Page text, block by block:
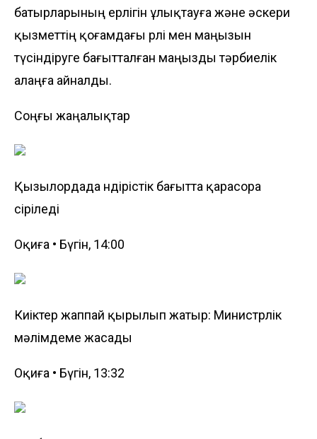
батырларының ерлігін ұлықтауға және әскери
қызметтің қоғамдағы рөлі мен маңызын
түсіндіруге бағытталған маңызды тәрбиелік
алаңға айналды.
Соңғы жаңалықтар
Қызылордада өндірістік бағытта қарасора
өсіріледі
Оқиға • Бүгін, 14:00
Киіктер жаппай қырылып жатыр: Министрлік
мәлімдеме жасады
Оқиға • Бүгін, 13:32